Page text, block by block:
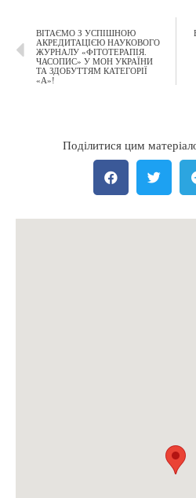
ВІТАЄМО З УСПІШНОЮ
АКРЕДИТАЦІЄЮ НАУКОВОГО
ЖУРНАЛУ «ФІТОТЕРАПІЯ.
ЧАСОПИС» У МОН УКРАЇНИ
ТА ЗДОБУТТЯМ КАТЕГОРІЇ
«А»!
Поділитися цим